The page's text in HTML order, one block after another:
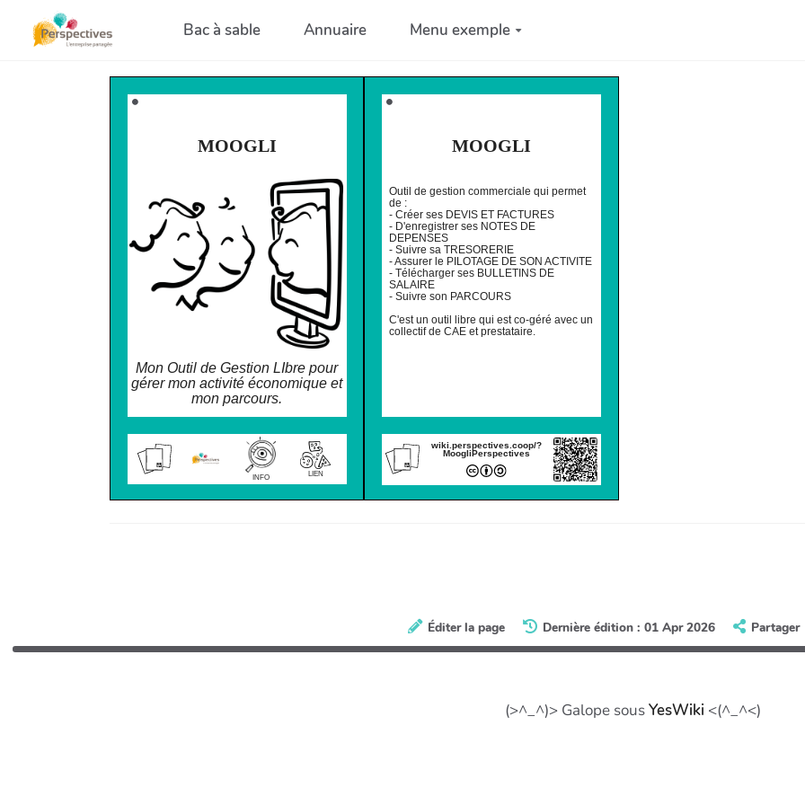
Aller au contenu principalBac à sable Annuaire Menu exemple
⚫️
MOOGLI
Mon Outil de Gestion LIbre pour
gérer mon activité économique et
mon parcours.
INFO
LIEN
⚫️
MOOGLI
Outil de gestion commerciale qui permet
de :
- Créer ses DEVIS ET FACTURES
- D'enregistrer ses NOTES DE
DEPENSES
- Suivre sa TRESORERIE
- Assurer le PILOTAGE DE SON ACTIVITE
- Télécharger ses BULLETINS DE
SALAIRE
- Suivre son PARCOURS
C'est un outil libre qui est co-géré avec un
collectif de CAE et prestataire.
wiki.perspectives.coop/?
MoogliPerspectives
Éditer la page Dernière édition : 01 Apr 2026 Partager
(>^_^)> Galope sousYesWiki <(^_^<)